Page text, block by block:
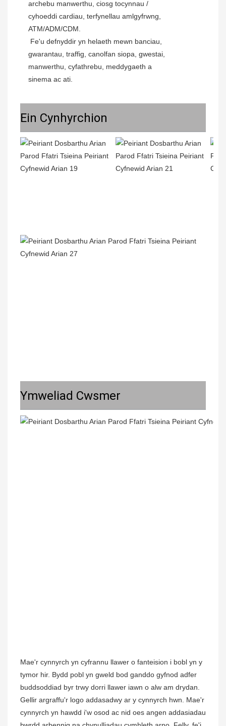
archebu manwerthu, ciosg tocynnau /
cyhoeddi cardiau, terfynellau amlgyfrwng,
ATM/ADM/CDM.
gwarantau, traffig, canolfan siopa, gwestai,
manwerthu, cyfathrebu, meddygaeth a
sinema ac ati.
Ein Cynhyrchion
Ymweliad Cwsmer
Mae'r cynnyrch yn cyfrannu llawer o fanteision i bobl yn y
tymor hir. Bydd pobl yn gweld bod ganddo gyfnod adfer
buddsoddiad byr trwy dorri llawer iawn o alw am drydan.
Gellir argraffu'r logo addasadwy ar y cynnyrch hwn. Mae'r
cynnyrch yn hawdd i'w osod ac nid oes angen addasiadau